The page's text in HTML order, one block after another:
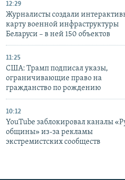
12:29
Журналисты создали
карту военной инфраструктуры
Беларуси – в ней 150 объектов
11:25
США: Трамп подписал указы,
ограничивающие право на
гражданство по рождению
10:12
YouTube заблокировал каналы
общины» из-за рекламы
экстремистских сообществ